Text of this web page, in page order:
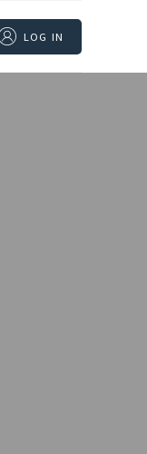
LOG IN